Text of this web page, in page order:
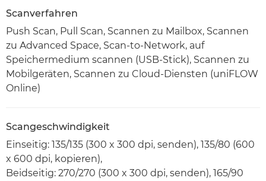
Scanverfahren
Push Scan, Pull Scan, Scannen zu Mailbox, Scannen
zu Advanced Space, Scan-to-Network, auf
Speichermedium scannen (USB-Stick), Scannen zu
Mobilgeräten, Scannen zu Cloud-Diensten (uniFLOW
Online)
Scangeschwindigkeit
Einseitig: 135/135 (300 x 300 dpi, senden), 135/80 (600
x 600 dpi, kopieren),
Beidseitig: 270/270 (300 x 300 dpi, senden), 165/90